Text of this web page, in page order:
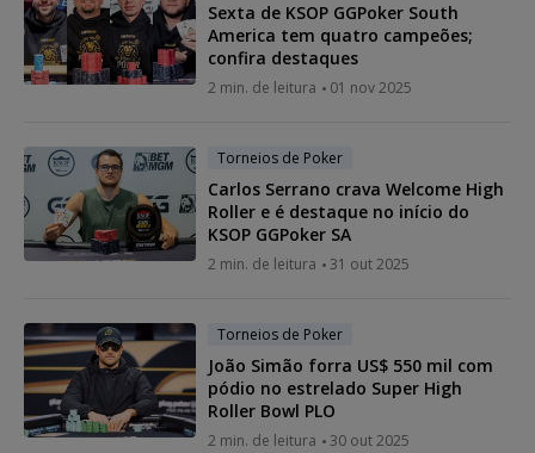
Sexta de KSOP GGPoker South
America tem quatro campeões;
confira destaques
2 min. de leitura 01 nov 2025
Torneios de Poker
Carlos Serrano crava Welcome High
Roller e é destaque no início do
KSOP GGPoker SA
2 min. de leitura 31 out 2025
Torneios de Poker
João Simão forra US$ 550 mil com
pódio no estrelado Super High
Roller Bowl PLO
2 min. de leitura 30 out 2025